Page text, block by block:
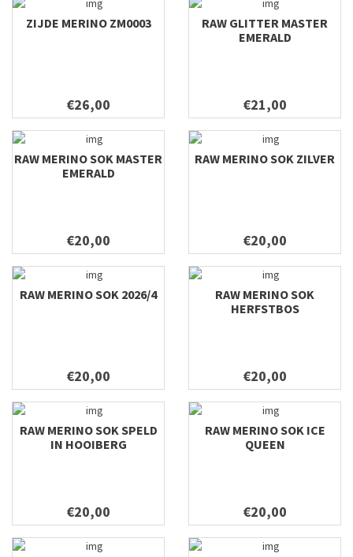
ZIJDE MERINO ZM0003
€26,00
RAW GLITTER MASTER
EMERALD
€21,00
RAW MERINO SOK MASTER
EMERALD
€20,00
RAW MERINO SOK ZILVER
€20,00
RAW MERINO SOK 2026/4
€20,00
RAW MERINO SOK
HERFSTBOS
€20,00
RAW MERINO SOK SPELD
IN HOOIBERG
€20,00
RAW MERINO SOK ICE
QUEEN
€20,00